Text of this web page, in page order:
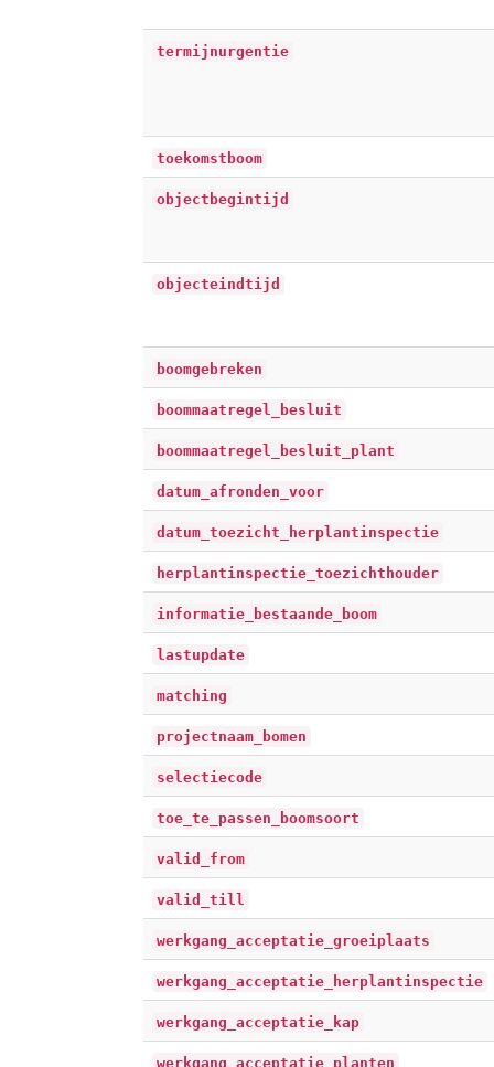
termijnurgentie
toekomstboom
objectbegintijd
objecteindtijd
boomgebreken
boommaatregel_besluit
boommaatregel_besluit_plant
datum_afronden_voor
datum_toezicht_herplantinspectie
herplantinspectie_toezichthouder
informatie_bestaande_boom
lastupdate
matching
projectnaam_bomen
selectiecode
toe_te_passen_boomsoort
valid_from
valid_till
werkgang_acceptatie_groeiplaats
werkgang_acceptatie_herplantinspectie
werkgang_acceptatie_kap
werkgang_acceptatie_planten